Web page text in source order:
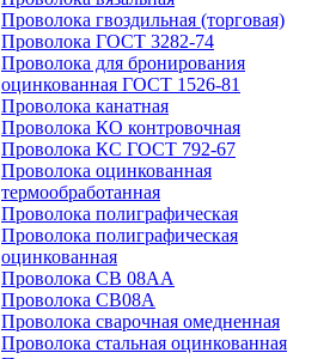
Проволока гвоздильная (торговая)
Проволока ГОСТ 3282-74
Проволока для бронирования
оцинкованная ГОСТ 1526-81
Проволока канатная
Проволока КО контровочная
Проволока КС ГОСТ 792-67
Проволока оцинкованная
термообработанная
Проволока полиграфическая
Проволока полиграфическая
оцинкованная
Проволока СВ 08АА
Проволока СВ08А
Проволока сварочная омедненная
Проволока стальная оцинкованная